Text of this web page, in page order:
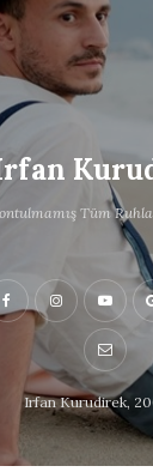
Tüm
Irfan Kurudirek,